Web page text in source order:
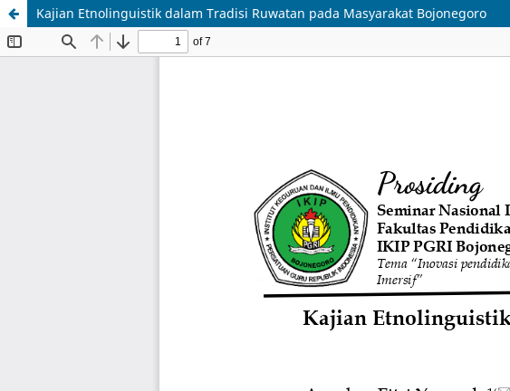
Kajian Etnolinguistik dalam Tradisi Ruwatan pada Masyarakat Bojonegoro